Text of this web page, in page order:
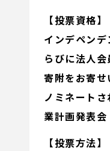
【投票資格】
インデペン
らびに法人
寄附をお寄
ノミネート
業計画発表
【投票方法】